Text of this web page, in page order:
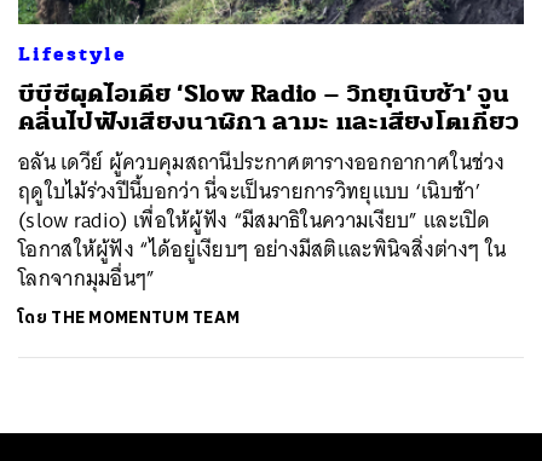
Lifestyle
บีบีซีผุดไอเดีย ‘Slow Radio – วิทยุเนิบช้า’ จูน
คลื่นไปฟังเสียงนาฬิกา ลามะ และเสียงโตเกียว
อลัน เดวีย์ ผู้ควบคุมสถานีประกาศตารางออกอากาศในช่วง
ฤดูใบไม้ร่วงปีนี้บอกว่า นี่จะเป็นรายการวิทยุแบบ ‘เนิบช้า’
(slow radio) เพื่อให้ผู้ฟัง “มีสมาธิในความเงียบ” และเปิด
โอกาสให้ผู้ฟัง “ได้อยู่เงียบๆ อย่างมีสติและพินิจสิ่งต่างๆ ใน
โลกจากมุมอื่นๆ”
โดย THE MOMENTUM TEAM
SHARE TWEET LINE EMAIL